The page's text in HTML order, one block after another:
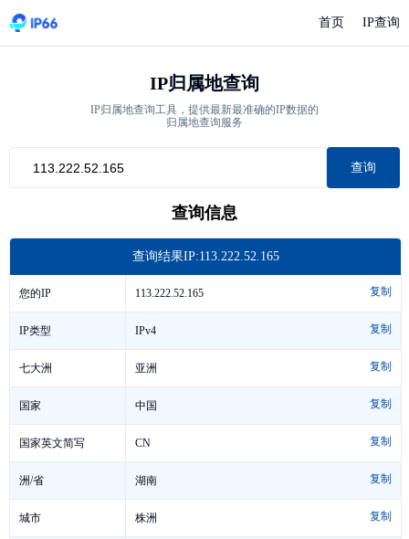
首页 IP查询
IP归属地查询
IP归属地查询工具，提供最新最准确的IP数据的
归属地查询服务
查询
查询信息
查询结果IP:113.222.52.165
您的IP 113.222.52.165 复制
IP类型 IPv4 复制
七大洲 亚洲 复制
国家 中国 复制
国家英文简写 CN 复制
洲/省 湖南 复制
城市 株洲 复制